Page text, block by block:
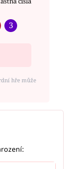
3
hře může